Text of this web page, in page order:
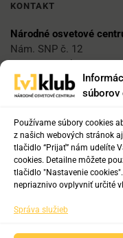
súborov
Používame súbory cookies
z našich webových stránok
tlačidlo “Prijať” nám udelíte
cookies. Detailne môžete
tlačidlo "Nastavenie
nepriaznivo ovplyvniť určité
Správa služieb
KONTAKT
Národné osvetové
Nám. SNP č. 12
812 34 Bratislava 1
vklub@nocka.sk
Tel:
+421 2 204 71 217
+421 918 817 141